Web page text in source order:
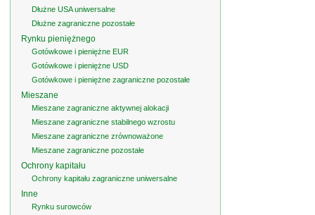
Dłużne USA uniwersalne
Dłużne zagraniczne pozostałe
Rynku pieniężnego
Gotówkowe i pieniężne EUR
Gotówkowe i pieniężne USD
Gotówkowe i pieniężne zagraniczne pozostałe
Mieszane
Mieszane zagraniczne aktywnej alokacji
Mieszane zagraniczne stabilnego wzrostu
Mieszane zagraniczne zrównoważone
Mieszane zagraniczne pozostałe
Ochrony kapitału
Ochrony kapitału zagraniczne uniwersalne
Inne
Rynku surowców